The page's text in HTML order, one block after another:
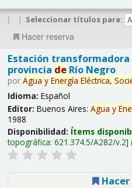
| | Seleccionar títulos para:
Hacer reserva
Estación transformadora
provincia deRío Negro
por Agua y Energía Eléctrica,
Idioma: Español
Editor: Buenos Aires: Agua y
1988
Disponibilidad: Ítems
topográfica: 621.374.5/A282/v.2
Hacer